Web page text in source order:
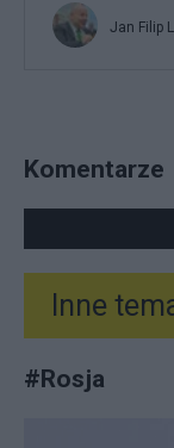
Jan Filip
Komentarze
Inne
#Rosja